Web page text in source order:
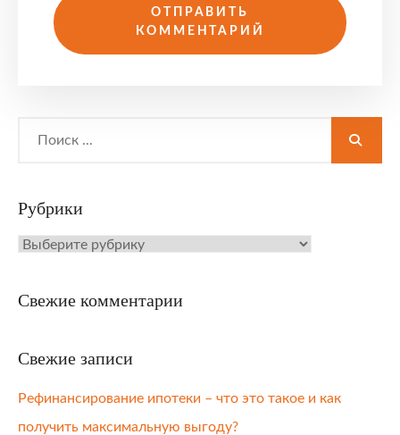
Рубрики
Рубрики
Свежие комментарии
Свежие записи
Рефинансирование ипотеки – что это такое и как
получить максимальную выгоду?